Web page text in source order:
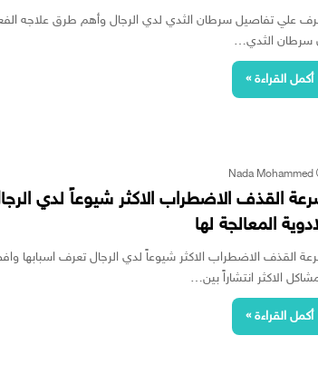
علي تفاصيل سرطان الثدي لدي الرجال وأهم طرق علاجه
سرطان الثدي…
أكمل القراءة »
Nada Mohammed
القذف الاضطراب الاكثر شيوعاً لدي
المعالجة لها
القذف الاضطراب الاكثر شيوعاً لدي الرجال تعرف اسبابها
الاكثر انتشاراً بين…
أكمل القراءة »